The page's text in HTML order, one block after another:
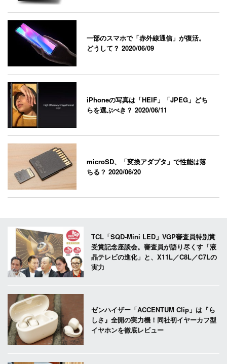
一部のスマホで「赤外線通信」が復活。
どうして？2020/06/09
iPhoneの写真は「HEIF」「JPEG」どち
らを選ぶべき？2020/06/11
microSD、「変換アダプタ」で性能は落
ちる？2020/06/20
TCL「SQD-Mini LED」VGP審査員特別賞
受賞記念座談会。審査員が語り尽くす「液
晶テレビの進化」と、X11L／C8L／C7Lの
実力
ゼンハイザー「ACCENTUM Clip」は『ら
しさ』全開の実力機！同社初イヤーカフ型
イヤホンを徹底レビュー